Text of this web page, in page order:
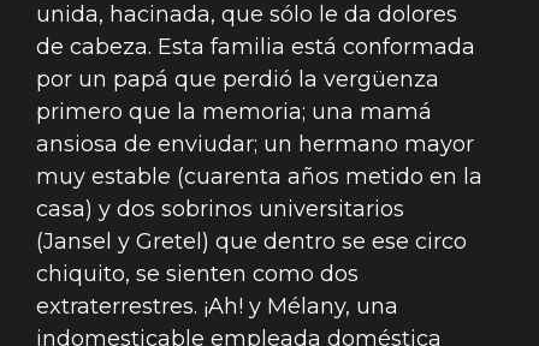
unida, hacinada, que sólo le da dolores
de cabeza. Esta familia está conformada
por un papá que perdió la vergüenza
primero que la memoria; una mamá
ansiosa de enviudar; un hermano mayor
muy estable (cuarenta años metido en la
casa) y dos sobrinos universitarios
(Jansel y Gretel) que dentro se ese circo
chiquito, se sienten como dos
extraterrestres. ¡Ah! y Mélany, una
indomesticable empleada doméstica